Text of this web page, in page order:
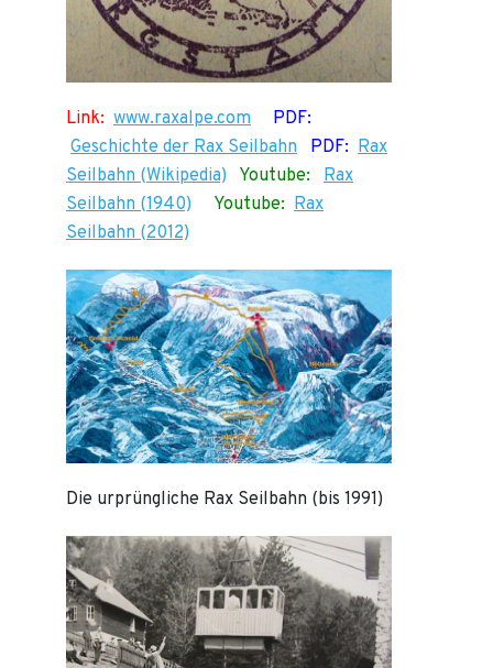
Link: www.raxalpe.com
PDF:
Geschichte der Rax Seilbahn
PDF: Rax
Seilbahn (Wikipedia)
Youtube:
Rax
Seilbahn (1940)
Youtube: Rax
Seilbahn (2012)
Die urprüngliche Rax Seilbahn (bis 1991)